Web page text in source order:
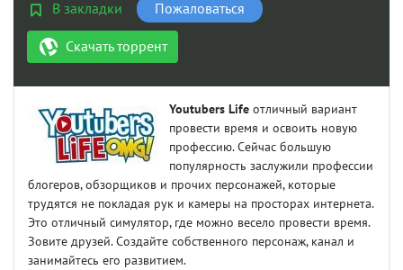
В закладки
Пожаловаться
Скачать торрент
Youtubers Life отличный вариант
провести время и освоить новую
профессию. Сейчас большую
популярность заслужили профессии
блогеров, обзорщиков и прочих персонажей, которые
трудятся не покладая рук и камеры на просторах интернета.
Это отличный симулятор, где можно весело провести время.
Зовите друзей. Создайте собственного персонаж, канал и
занимайтесь его развитием.